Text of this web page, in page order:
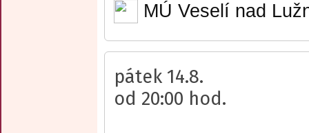
MÚ Veselí nad
pátek 14.8.
od 20:00 hod.